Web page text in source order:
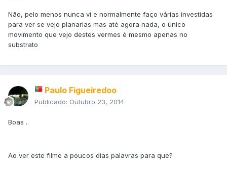
Não, pelo menos nunca vi e normalmente faço várias investidas
para ver se vejo planarias mas até agora nada, o único
movimento que vejo destes vermes é mesmo apenas no
substrato
Paulo Figueiredoo
Publicado: Outubro 23, 2014
Boas ..
Ao ver este filme a poucos dias palavras para que?